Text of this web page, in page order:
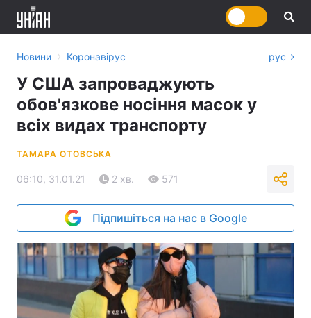
Новини › Коронавірус рус
У США запроваджують
обов'язкове носіння масок у
всіх видах транспорту
ТАМАРА ОТОВСЬКА
06:10, 31.01.21 2 хв. 571
Підпишіться на нас в Google